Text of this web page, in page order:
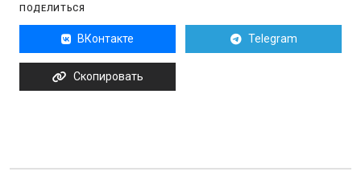
ПОДЕЛИТЬСЯ
ВКонтакте Telegram
Скопировать